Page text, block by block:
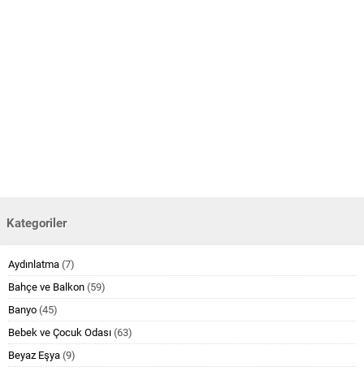
Kategoriler
Aydınlatma (7)
Bahçe ve Balkon (59)
Banyo (45)
Bebek ve Çocuk Odası (63)
Beyaz Eşya (9)